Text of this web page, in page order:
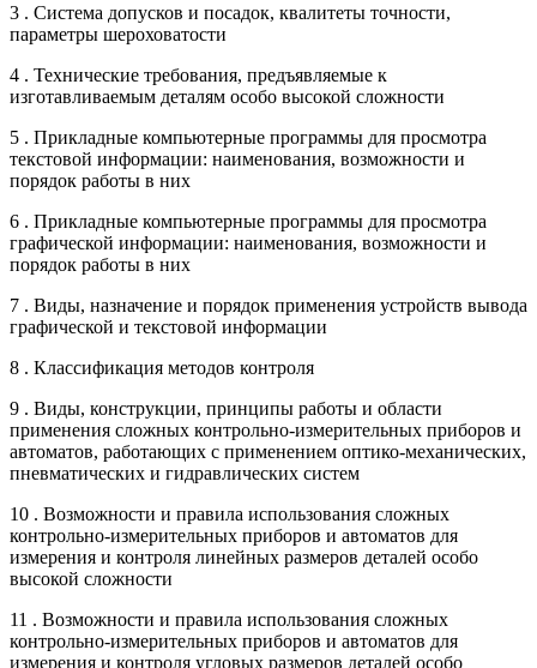
3 . Система допусков и посадок, квалитеты точности,
параметры шероховатости
4 . Технические требования, предъявляемые к
изготавливаемым деталям особо высокой сложности
5 . Прикладные компьютерные программы для просмотра
текстовой информации: наименования, возможности и
порядок работы в них
6 . Прикладные компьютерные программы для просмотра
графической информации: наименования, возможности и
порядок работы в них
7 . Виды, назначение и порядок применения устройств вывода
графической и текстовой информации
8 . Классификация методов контроля
9 . Виды, конструкции, принципы работы и области
применения сложных контрольно-измерительных приборов и
автоматов, работающих с применением оптико-механических,
пневматических и гидравлических систем
10 . Возможности и правила использования сложных
контрольно-измерительных приборов и автоматов для
измерения и контроля линейных размеров деталей особо
высокой сложности
11 . Возможности и правила использования сложных
контрольно-измерительных приборов и автоматов для
измерения и контроля угловых размеров деталей особо